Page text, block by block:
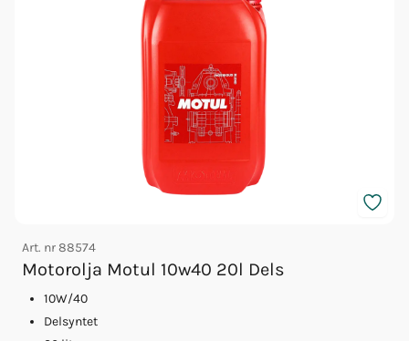
Art. nr88574
Motorolja Motul 10w40 20l Dels
10W/40
Delsyntet